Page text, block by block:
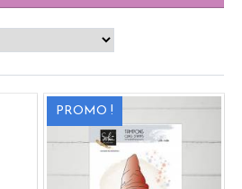
PROMO !